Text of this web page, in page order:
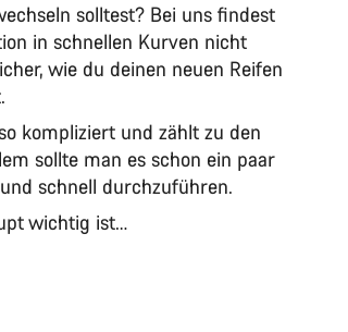
solltest? Bei uns findest
in schnellen Kurven nicht
wie du deinen neuen Reifen
kompliziert und zählt zu den
sollte man es schon ein paar
schnell durchzuführen.
wichtig ist…